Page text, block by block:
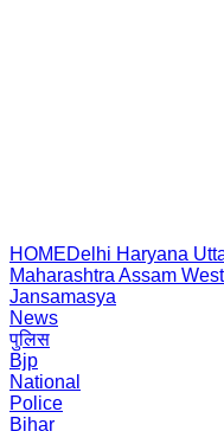
HOMEDelhi Haryana
Maharashtra Assam
Jansamasya
News
पुलिस
Bjp
National
Police
Bihar